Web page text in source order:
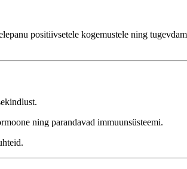
positiivsetele kogemustele ning
ning parandavad immuunsüsteemi.